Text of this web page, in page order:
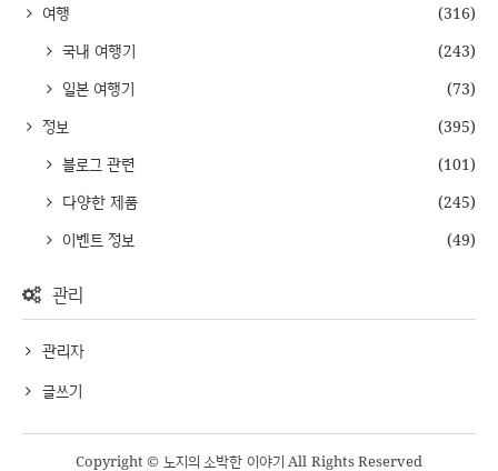
여행
(316)
국내 여행기
(243)
일본 여행기
(73)
정보
(395)
블로그 관련
(101)
다양한 제품
(245)
이벤트 정보
(49)
관리
관리자
글쓰기
Copyright © 노지의 소박한 이야기 All Rights Reserved